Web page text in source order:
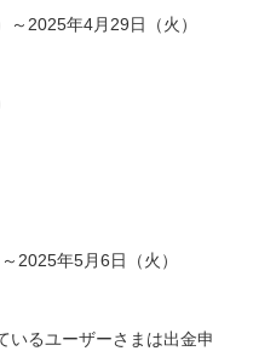
2025年4月29日（火）
年5月6日（火）
いるユーザーさまは出金申